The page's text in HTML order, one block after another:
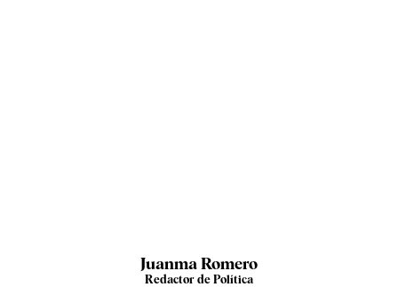
Juanma Romero
Redactor de Política